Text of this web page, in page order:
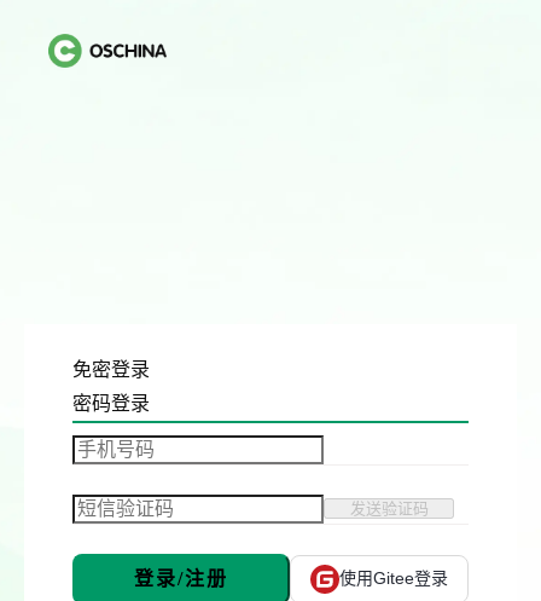
免密登录
密码登录
发送验证码
登录/注册 使用Gitee登录